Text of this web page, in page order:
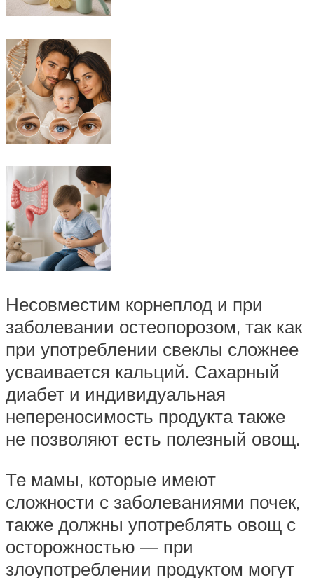
Несовместим корнеплод и при
заболевании остеопорозом, так как
при употреблении свеклы сложнее
усваивается кальций. Сахарный
диабет и индивидуальная
непереносимость продукта также
не позволяют есть полезный овощ.
Те мамы, которые имеют
сложности с заболеваниями почек,
также должны употреблять овощ с
осторожностью — при
злоупотреблении продуктом могут